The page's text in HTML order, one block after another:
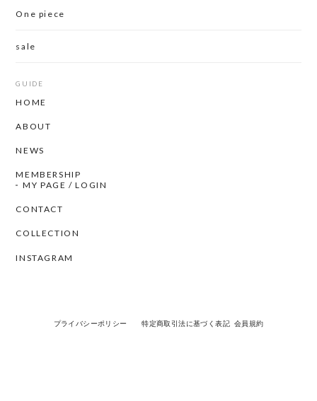
One piece
sale
GUIDE
HOME
ABOUT
NEWS
MEMBERSHIP
MY PAGE / LOGIN
CONTACT
COLLECTION
INSTAGRAM
プライバシーポリシー 特定商取引法に基づく表記 会員規約